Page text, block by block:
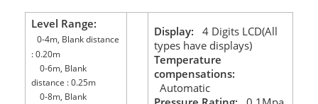
Level Range:
0-4m, Blank distance
: 0.20m
0-6m, Blank
distance : 0.25m
0-8m, Blank
Display: 4 Digits LCD(All
types have displays)
Temperature
compensations:
Automatic